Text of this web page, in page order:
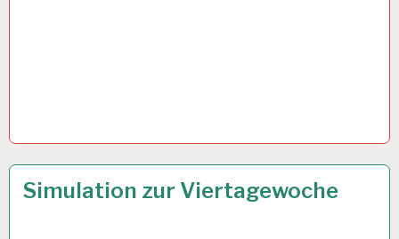
4-
TAGE-
Simulation zur Viertagewoche
14 JULI 2021